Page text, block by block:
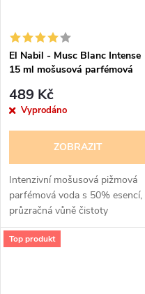
El Nabil - Musc Blanc Intense
15 ml mošusová parfémová
489 Kč
Vyprodáno
ZOBRAZIT
Intenzivní mošusová pižmová
parfémová voda s 50% esencí,
průzračná vůně čistoty
Top produkt